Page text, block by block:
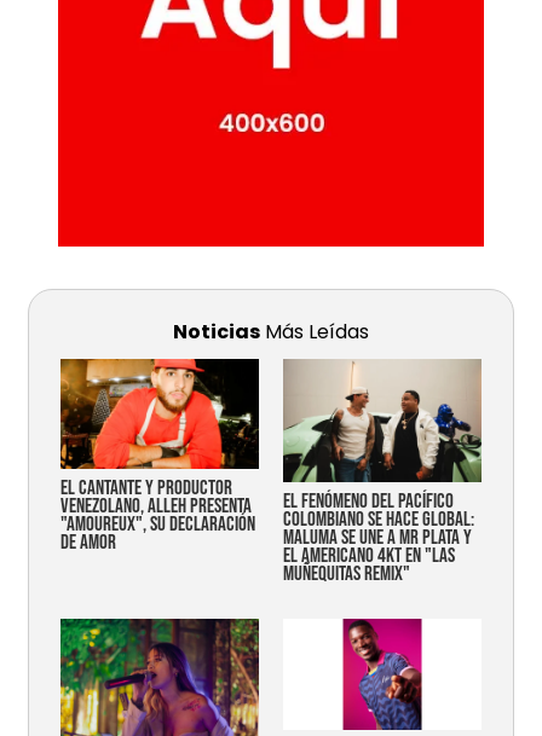
Noticias Más Leídas
EL CANTANTE Y PRODUCTOR
VENEZOLANO, ALLEH PRESENTA
"AMOUREUX", SU DECLARACIÓN
DE AMOR
EL FENÓMENO DEL PACÍFICO
COLOMBIANO SE HACE GLOBAL:
MALUMA SE UNE A MR PLATA Y
EL AMERICANO 4KT EN "LAS
MUÑEQUITAS REMIX"